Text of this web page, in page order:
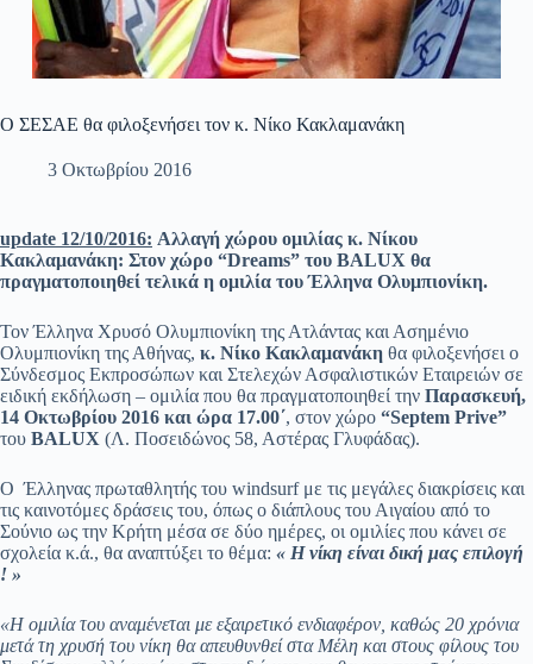
O ΣΕΣΑΕ θα φιλοξενήσει τον κ. Νίκο Κακλαμανάκη
3 Οκτωβρίου 2016
update 12/10/2016: Αλλαγή χώρου ομιλίας κ. Νίκου
Κακλαμανάκη: Στον χώρο “Dreams” του BALUX θα
πραγματοποιηθεί τελικά η ομιλία του Έλληνα Ολυμπιονίκη.
Τον Έλληνα Χρυσό Ολυμπιονίκη της Ατλάντας και Ασημένιο
Ολυμπιονίκη της Αθήνας, κ. Νίκο Κακλαμανάκη θα φιλοξενήσει ο
Σύνδεσμος Εκπροσώπων και Στελεχών Ασφαλιστικών Εταιρειών σε
ειδική εκδήλωση – ομιλία που θα πραγματοποιηθεί την Παρασκευή,
14 Οκτωβρίου 2016 και ώρα 17.00΄, στον χώρο “Septem Prive”
του BALUX (Λ. Ποσειδώνος 58, Αστέρας Γλυφάδας).
Ο Έλληνας πρωταθλητής του windsurf με τις μεγάλες διακρίσεις και
τις καινοτόμες δράσεις του, όπως ο διάπλους του Αιγαίου από το
Σούνιο ως την Κρήτη μέσα σε δύο ημέρες, οι ομιλίες που κάνει σε
σχολεία κ.ά., θα αναπτύξει το θέμα: « Η νίκη είναι δική μας επιλογή
! »
«Η ομιλία του αναμένεται με εξαιρετικό ενδιαφέρον, καθώς 20 χρόνια
μετά τη χρυσή του νίκη θα απευθυνθεί στα Μέλη και στους φίλους του